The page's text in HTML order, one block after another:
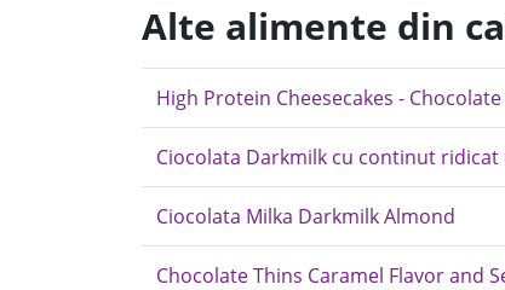
Alte alimente din
High Protein Cheesecakes -
Ciocolata Darkmilk cu continut ridicat
Ciocolata Milka Darkmilk Almond
Chocolate Thins Caramel Flavor and